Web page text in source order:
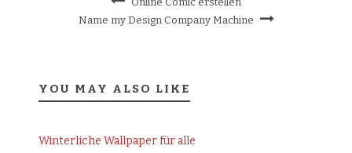
Name my Design Company Machine
YOU MAY ALSO LIKE
Winterliche Wallpaper für alle